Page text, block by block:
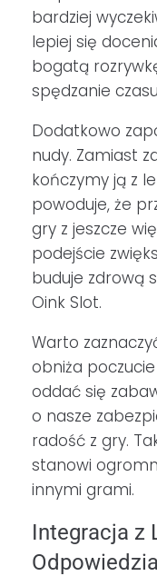
bardziej
lepiej się
bogatą
spędzanie
Dodatkowo
nudy. Zamiast
kończymy ją z
powoduje, że
gry z jeszcze
podejście
buduje zdrową
Oink Slot.
Warto
obniża
oddać się
o nasze
radość z gry.
stanowi
innymi grami.
Integracja z